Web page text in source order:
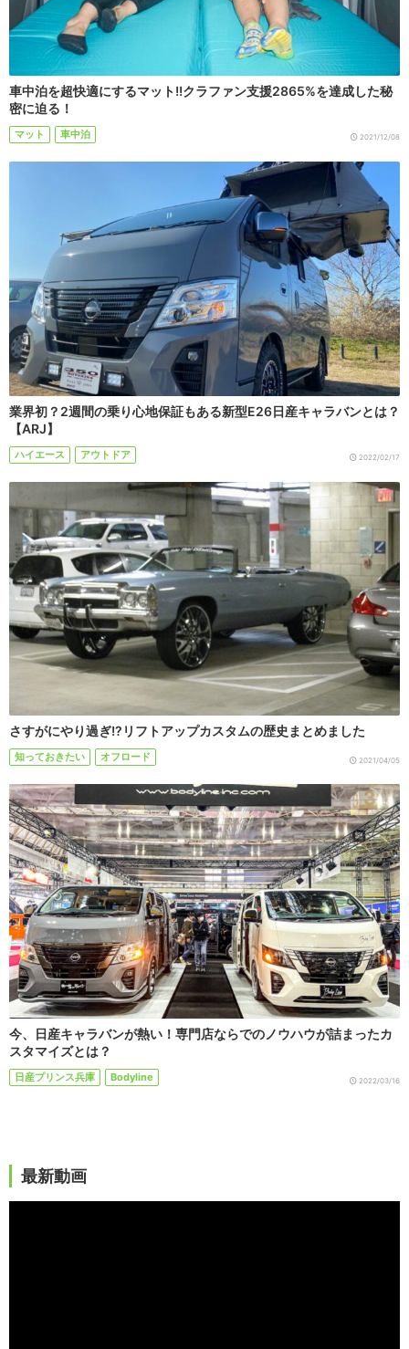
車中泊を超快適にするマット!!クラファン支援2865%を達成した秘
密に迫る！
マット 車中泊 2021/12/08
業界初？2週間の乗り心地保証もある新型E26日産キャラバンとは？
【ARJ】
ハイエース アウトドア 2022/02/17
さすがにやり過ぎ!?リフトアップカスタムの歴史まとめました
知っておきたい オフロード 2021/04/05
今、日産キャラバンが熱い！専門店ならでのノウハウが詰まったカ
スタマイズとは？
日産プリンス兵庫 Bodyline 2022/03/16
最新動画